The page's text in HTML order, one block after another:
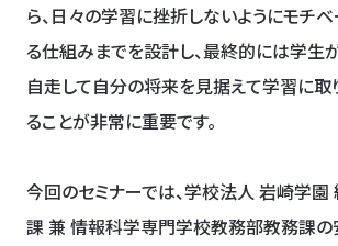
ら、日々の学習に挫折しないようにモチ
る仕組みまでを設計し、最終的には学生
自走して自分の将来を見据えて学習に取
ることが非常に重要です。
今回のセミナーでは、学校法人 岩崎学園
課兼 情報科学専門学校教務部教務課の